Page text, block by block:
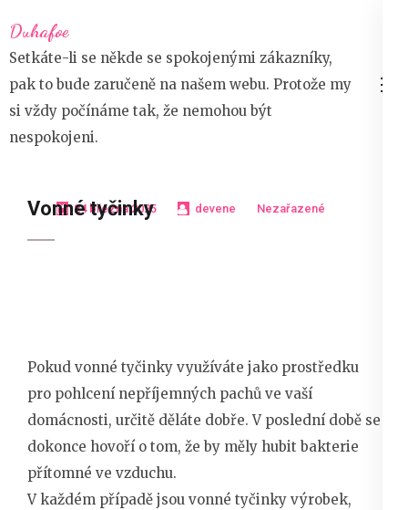
na
obsah
(stiskněte
Enter)
Duhafoe
Setkáte-li se někde se spokojenými zákazníky,
pak to bude zaručeně na našem webu. Protože my
si vždy počínáme tak, že nemohou být
nespokojeni.
24 března 2025 devene Nezařazené
Vonné tyčinky
Pokud vonné tyčinky využíváte jako prostředku
pro pohlcení nepříjemných pachů ve vaší
domácnosti, určitě děláte dobře. V poslední době se
dokonce hovoří o tom, že by měly hubit bakterie
přítomné ve vzduchu.
V každém případě jsou vonné tyčinky výrobek,